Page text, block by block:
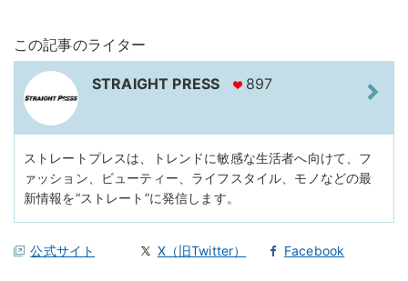
この記事のライター
STRAIGHT PRESS 897
ストレートプレスは、トレンドに敏感な生活者へ向けて、フ
ァッション、ビューティー、ライフスタイル、モノなどの最
新情報を“ストレート”に発信します。
公式サイト X（旧Twitter） Facebook